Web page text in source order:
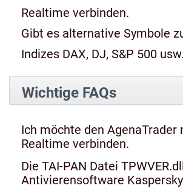
Realtime verbinden.
Gibt es alternative Symbole
Indizes DAX, DJ, S&P 500
Wichtige FAQs
Ich möchte den AgenaTrader
Realtime verbinden.
Die TAI-PAN Datei
Antivierensoftware